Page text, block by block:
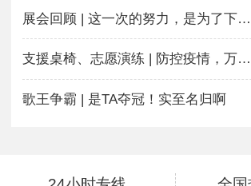
展会回顾 | 这一次的努力，是为了下一次更好地相遇
支援桌椅、志愿演练 | 防控疫情，万千在行动
歌王争霸 | 是TA夺冠！实至名归啊